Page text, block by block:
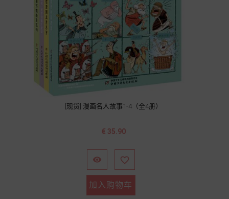
[现货] 漫画名人故事1-4（全4册）
价
€ 35.90
 
加入购物车